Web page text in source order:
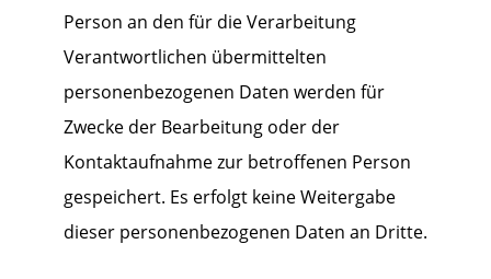
Person an den für die Verarbeitung
Verantwortlichen übermittelten
personenbezogenen Daten werden für
Zwecke der Bearbeitung oder der
Kontaktaufnahme zur betroffenen Person
gespeichert. Es erfolgt keine Weitergabe
dieser personenbezogenen Daten an Dritte.